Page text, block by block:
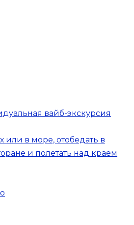
вайб-экскурсия
или в море, отобедать в
и полетать над краем